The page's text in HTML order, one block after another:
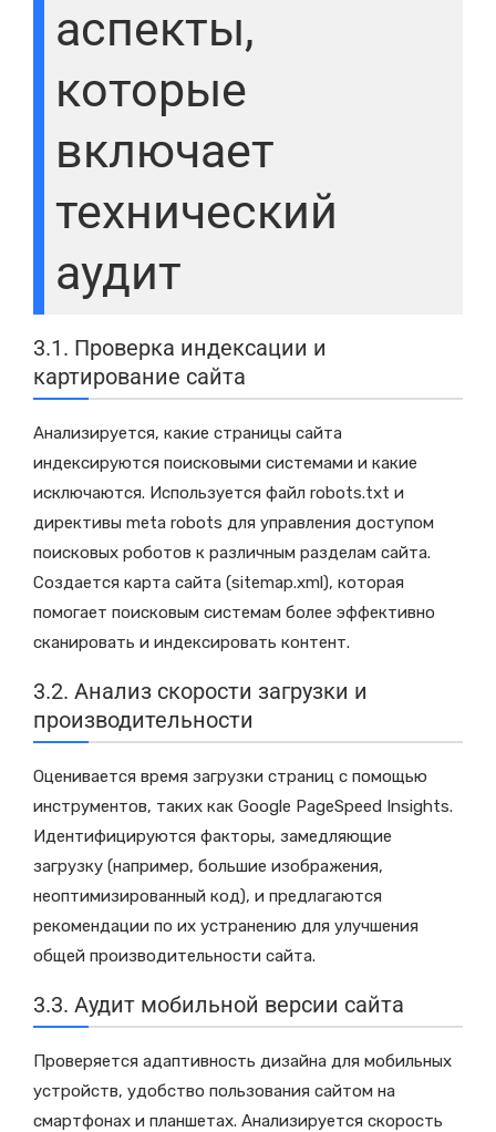
аспекты,
которые
включает
технический
аудит
3.1. Проверка индексации и
картирование сайта
Анализируется, какие страницы сайта
индексируются поисковыми системами и какие
исключаются. Используется файл robots.txt и
директивы meta robots для управления доступом
поисковых роботов к различным разделам сайта.
Создается карта сайта (sitemap.xml), которая
помогает поисковым системам более эффективно
сканировать и индексировать контент.
3.2. Анализ скорости загрузки и
производительности
Оценивается время загрузки страниц с помощью
инструментов, таких как Google PageSpeed Insights.
Идентифицируются факторы, замедляющие
загрузку (например, большие изображения,
неоптимизированный код), и предлагаются
рекомендации по их устранению для улучшения
общей производительности сайта.
3.3. Аудит мобильной версии сайта
Проверяется адаптивность дизайна для мобильных
устройств, удобство пользования сайтом на
смартфонах и планшетах. Анализируется скорость